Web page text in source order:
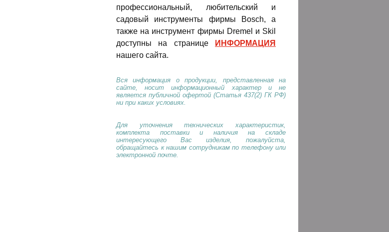
профессиональный, любительский и
садовый инструменты фирмы Bosch, а
также на инструмент фирмы Dremel и Skil
доступны на странице
ИНФОРМАЦИЯ
нашего сайта.
Вся информация о продукции, представленная на
сайте, носит информационный характер и не
является публичной офертой (Статья 437(2) ГК РФ)
ни при каких условиях.
Для уточнения технических характеристик,
комплекта поставки и наличия на складе
интересующего Вас изделия, пожалуйста,
обращайтесь к нашим сотрудникам по телефону или
электронной почте.